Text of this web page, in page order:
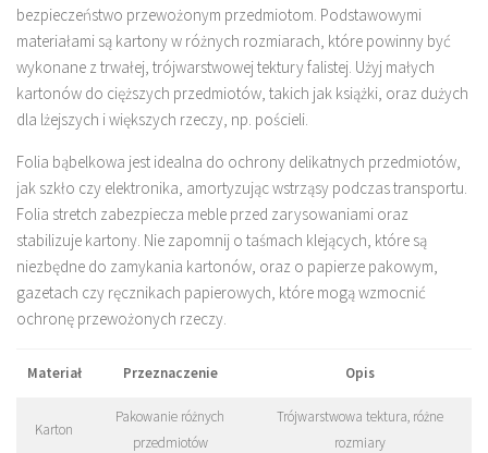
bezpieczeństwo przewożonym przedmiotom. Podstawowymi
materiałami są kartony w różnych rozmiarach, które powinny być
wykonane z trwałej, trójwarstwowej tektury falistej. Użyj małych
kartonów do cięższych przedmiotów, takich jak książki, oraz dużych
dla lżejszych i większych rzeczy, np. pościeli.
Folia bąbelkowa jest idealna do ochrony delikatnych przedmiotów,
jak szkło czy elektronika, amortyzując wstrząsy podczas transportu.
Folia stretch zabezpiecza meble przed zarysowaniami oraz
stabilizuje kartony. Nie zapomnij o taśmach klejących, które są
niezbędne do zamykania kartonów, oraz o papierze pakowym,
gazetach czy ręcznikach papierowych, które mogą wzmocnić
ochronę przewożonych rzeczy.
Materiał Przeznaczenie Opis
Karton
Pakowanie różnych
przedmiotów
Trójwarstwowa tektura, różne
rozmiary